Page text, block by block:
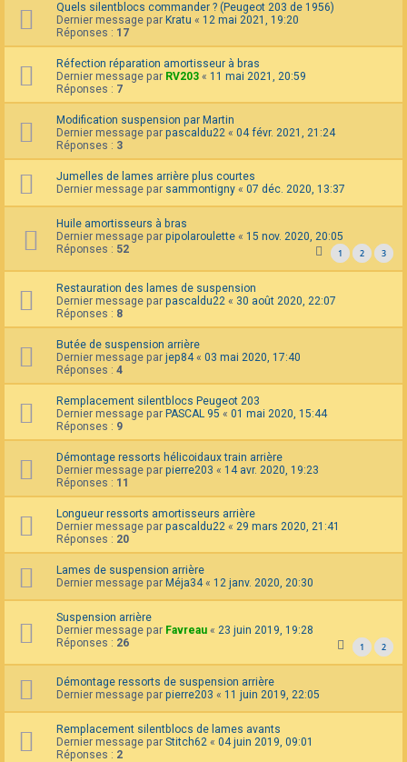
Quels silentblocs commander ? (Peugeot 203 de 1956)
Dernier message par Kratu « 12 mai 2021, 19:20
Réponses : 17
Réfection réparation amortisseur à bras
Dernier message par RV203 « 11 mai 2021, 20:59
Réponses : 7
Modification suspension par Martin
Dernier message par pascaldu22 « 04 févr. 2021, 21:24
Réponses : 3
Jumelles de lames arrière plus courtes
Dernier message par sammontigny « 07 déc. 2020, 13:37
Huile amortisseurs à bras
Dernier message par pipolaroulette « 15 nov. 2020, 20:05
Réponses : 52 1 2 3
Restauration des lames de suspension
Dernier message par pascaldu22 « 30 août 2020, 22:07
Réponses : 8
Butée de suspension arrière
Dernier message par jep84« 03 mai 2020, 17:40
Réponses : 4
Remplacement silentblocs Peugeot 203
Dernier message par PASCAL 95 « 01 mai 2020, 15:44
Réponses : 9
Démontage ressorts hélicoidaux train arrière
Dernier message par pierre203 « 14 avr. 2020, 19:23
Réponses : 11
Longueur ressorts amortisseurs arrière
Dernier message par pascaldu22 « 29 mars 2020, 21:41
Réponses : 20
Lames de suspension arrière
Dernier message par Méja34« 12 janv. 2020, 20:30
Suspension arrière
Dernier message par Favreau « 23 juin 2019, 19:28
Réponses : 26 1 2
Démontage ressorts de suspension arrière
Dernier message par pierre203 « 11 juin 2019, 22:05
Remplacement silentblocs de lames avants
Dernier message par Stitch62 « 04 juin 2019, 09:01
Réponses : 2